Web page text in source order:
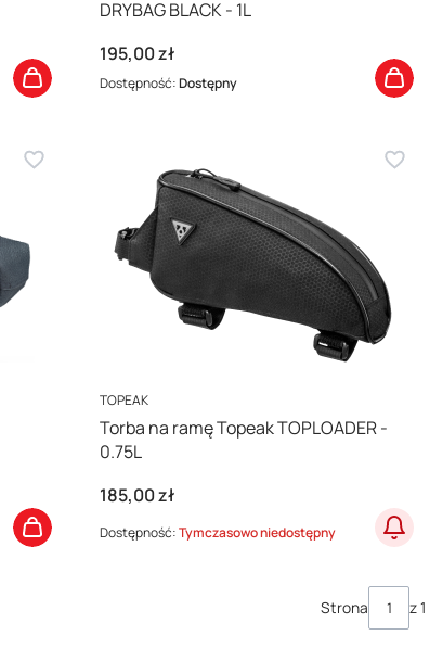
DRYBAG BLACK - 1L
Cena
195,00 zł
Dostępność:Dostępny
PRODUCENT
TOPEAK
Torba na ramę Topeak TOPLOADER -
0.75L
Cena
185,00 zł
Dostępność:Tymczasowo niedostępny
Strona z 1